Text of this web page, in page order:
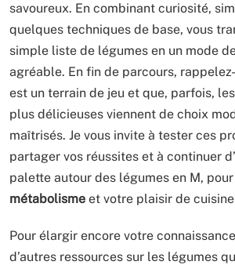
savoureux. En combinant curiosité,
quelques techniques de base, vous
simple liste de légumes en un mode
agréable. En fin de parcours,
est un terrain de jeu et que, parfois,
plus délicieuses viennent de choix
maîtrisés. Je vous invite à tester ces
partager vos réussites et à continuer
palette autour des légumes en M,
métabolisme et votre plaisir de
Pour élargir encore votre
d’autres ressources sur les légumes